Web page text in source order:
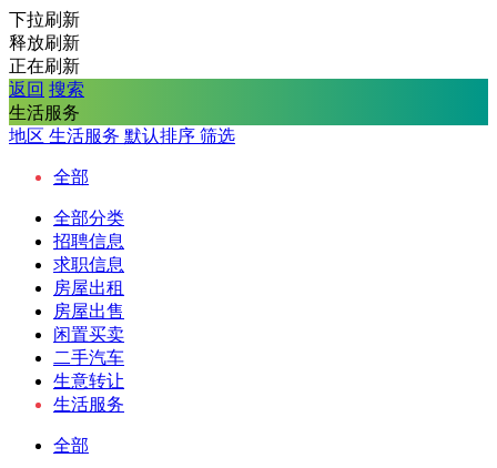
下拉刷新
释放刷新
正在刷新
返回 搜索
生活服务
地区 生活服务 默认排序 筛选
全部
全部分类
招聘信息
求职信息
房屋出租
房屋出售
闲置买卖
二手汽车
生意转让
生活服务
全部